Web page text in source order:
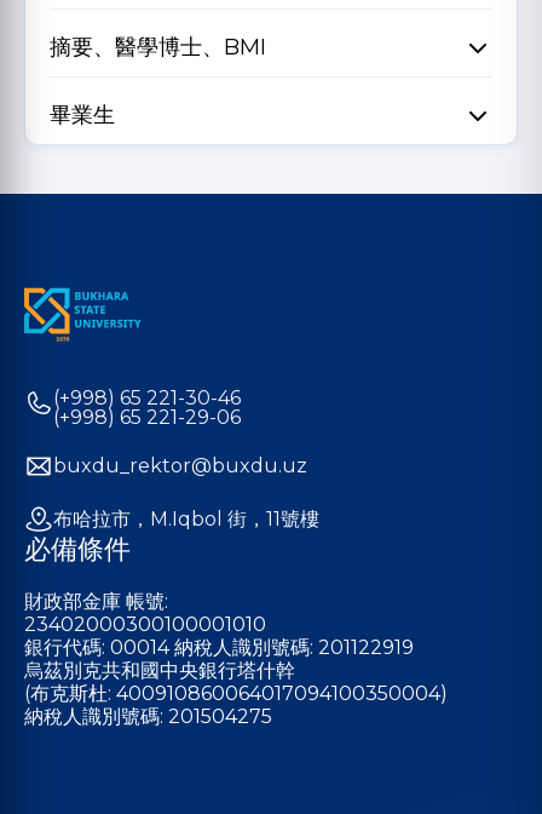
摘要、醫學博士、BMI
畢業生
(+998) 65 221-30-46
(+998) 65 221-29-06
buxdu_rektor@buxdu.uz
布哈拉市，M.Iqbol 街，11號樓
必備條件
財政部金庫 帳號:
23402000300100001010
銀行代碼: 00014 納稅人識別號碼: 201122919
烏茲別克共和國中央銀行塔什幹
(布克斯杜: 400910860064017094100350004)
納稅人識別號碼: 201504275